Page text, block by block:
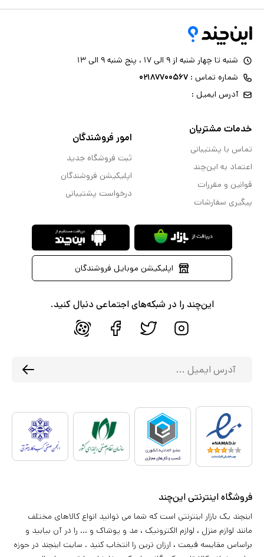
شنبه تا چهار شنبه از ۹ الی ۱۷ ، پنج شنبه ۹ الی ۱۳
شماره تماس : ۰۲۱۸۷۷۰۰۵۶۷
آدرس ایمیل :
خدمات مشتریان
تماس با پشتیبانی
اعتماد به این‌چند
قوانین و مقررات
پیگیری سفارشات
امور فروشندگان
ثبت فروشگاه جدید
اپلیکیشن فروشندگان
درخواست پشتیبانی
اپلیکیشن موبایل فروشندگان
این‌چند را در شبکه‌های اجتماعی دنبال کنید.
فروشگاه اینترنتی این‌چند
اینچند یک بازار اینترنتی است که شما می توانید انواع کالاهای مختلف
مانند لوازم منزل ، لوازم الکترونیک ، مد و پوشاک و ... را در آن بیابید و
براساس مقایسه قیمت ، ارزان ترین را انتخاب کنید . سایت اینچند در حوزه